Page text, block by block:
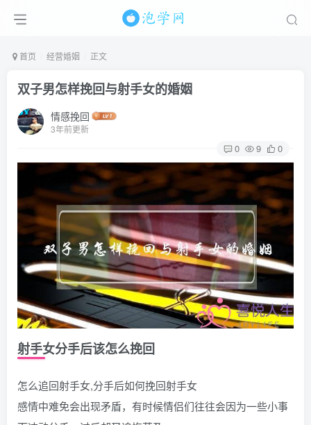
首页 经营婚姻 正文
双子男怎样挽回与射手女的婚姻
情感挽回
3年前更新
0 9 0
射手女分手后该怎么挽回
怎么追回射手女,分手后如何挽回射手女
感情中难免会出现矛盾，有时候情侣们往往会因为一些小事